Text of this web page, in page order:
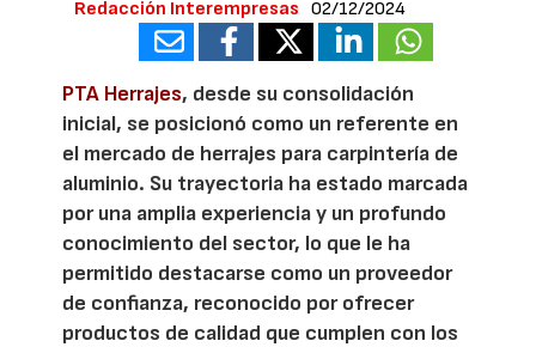
Redacción Interempresas 02/12/2024
PTA Herrajes, desde su consolidación
inicial, se posicionó como un referente en
el mercado de herrajes para carpintería de
aluminio. Su trayectoria ha estado marcada
por una amplia experiencia y un profundo
conocimiento del sector, lo que le ha
permitido destacarse como un proveedor
de confianza, reconocido por ofrecer
productos de calidad que cumplen con los